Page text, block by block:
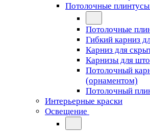
Потолочные плинтусы
Потолочные
Гибкий карниз
Карниз для
Карнизы для
Потолочный
(орнаментом)
Потолочный
Интерьерные краски
Освещение